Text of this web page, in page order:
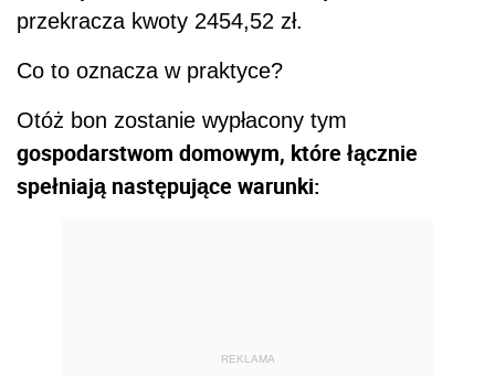
przekracza kwoty 2454,52 zł.
Co to oznacza w praktyce?
Otóż bon zostanie wypłacony tym
gospodarstwom domowym, które łącznie
spełniają następujące warunki:
REKLAMA